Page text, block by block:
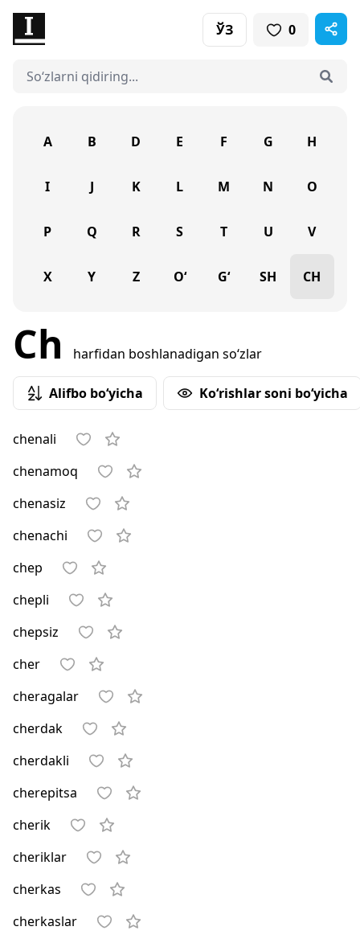
ЎЗ 0
A B D E F G H
I J K L M N O
P Q R S T U V
X Y Z O‘ G‘ SH CH
Ch harfidan boshlanadigan so‘zlar
Alifbo bo‘yicha Ko‘rishlar soni bo‘yicha
chenali
chenamoq
chenasiz
chenachi
chep
chepli
chepsiz
cher
cheragalar
cherdak
cherdakli
cherepitsa
cherik
cheriklar
cherkas
cherkaslar